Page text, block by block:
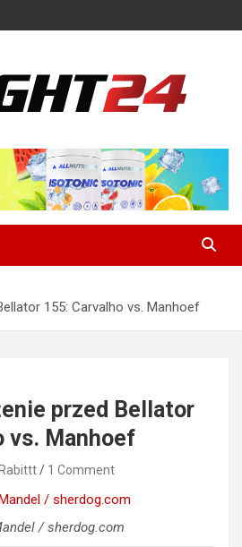
MMA i K-1, UFC
155: Carvalho vs. Manhoef
przed Bellator
vs. Manhoef
Rabittt 1 Comment
/ sherdog.com